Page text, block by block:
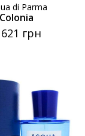
di Parma
Colonia
грн